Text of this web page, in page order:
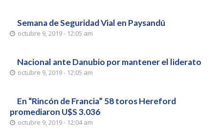
Semana de Seguridad Vial en Paysandú
octubre 9, 2019 - 12:05 am
Nacional ante Danubio por mantener el liderato
octubre 9, 2019 - 12:05 am
En “Rincón de Francia” 58 toros Hereford
promediaron U$S 3.036
octubre 9, 2019 - 12:04 am